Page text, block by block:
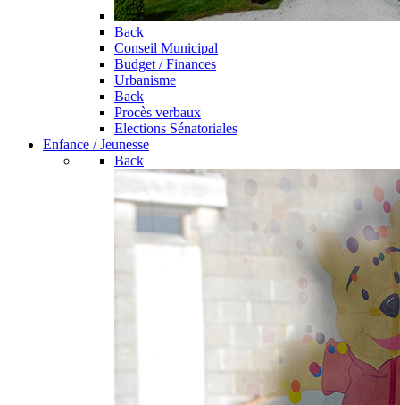
Back
Conseil Municipal
Budget / Finances
Urbanisme
Back
Procès verbaux
Elections Sénatoriales
Enfance / Jeunesse
Back